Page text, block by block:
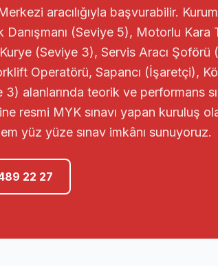
aracılığıyla başvurabilir.
(Seviye 5), Motorlu Kara
(Seviye 3), Servis Aracı Şoförü
Operatörü, Sapancı (İşaretçi),
alanlarında teorik ve performans
resmi MYK sınavı yapan kuruluş
yüz yüze sınav imkânı sunuyoruz.
22 27